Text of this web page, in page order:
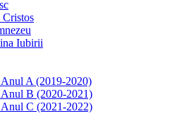
Cristos
Iubirii
A (2019-2020)
B (2020-2021)
C (2021-2022)